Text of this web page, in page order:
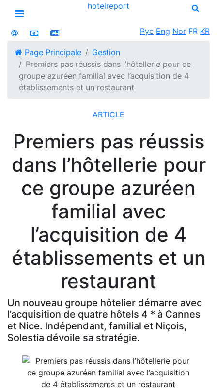
Open menu
hotelreport
Рус Eng Nor FR KR
Page Principale
Gestion
Premiers pas réussis dans l’hôtellerie pour ce
groupe azuréen familial avec l’acquisition de 4
établissements et un restaurant
ARTICLE
Premiers pas réussis
dans l’hôtellerie pour
ce groupe azuréen
familial avec
l’acquisition de 4
établissements et un
restaurant
Un nouveau groupe hôtelier démarre avec
l’acquisition de quatre hôtels 4 * à Cannes
et Nice. Indépendant, familial et Niçois,
Solestia dévoile sa stratégie.